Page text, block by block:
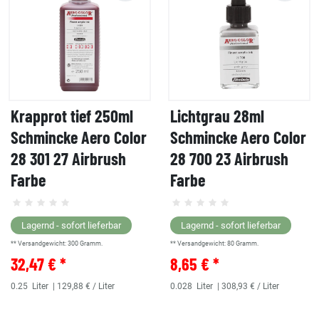
Krapprot tief 250ml
Schmincke Aero Color
28 301 27 Airbrush
Farbe
Lagernd - sofort lieferbar
** Versandgewicht: 300 Gramm.
32,47 € *
0.25 Liter | 129,88 € / Liter
Lichtgrau 28ml
Schmincke Aero Color
28 700 23 Airbrush
Farbe
Lagernd - sofort lieferbar
** Versandgewicht: 80 Gramm.
8,65 € *
0.028 Liter | 308,93 € / Liter